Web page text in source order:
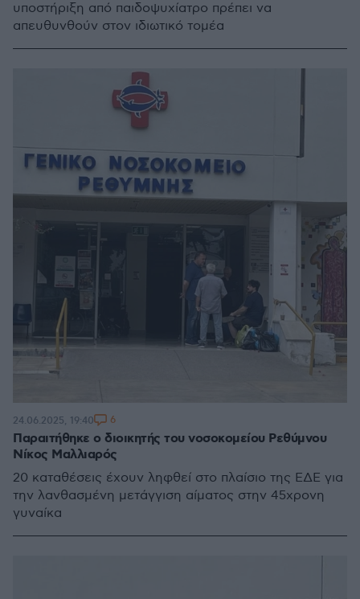
υποστήριξη από παιδοψυχίατρο πρέπει να
απευθυνθούν στον ιδιωτικό τομέα
Παραιτήθηκε ο διοικητής του νοσοκομείου Ρεθύμνου
Νίκος Μαλλιαρός
20 καταθέσεις έχουν ληφθεί στο πλαίσιο της ΕΔΕ για
την λανθασμένη μετάγγιση αίματος στην 45χρονη
γυναίκα
24.06.2025, 19:40 6